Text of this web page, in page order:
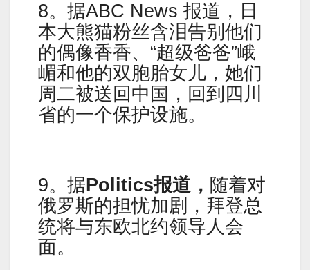
8。据ABC News 报道，日
本大熊猫粉丝含泪告别他们
的偶像香香、“超级爸爸”峨
嵋和他的双胞胎女儿，她们
周二被送回中国，回到四川
省的一个保护设施。
9。据Politics报道， 随着对
俄罗斯的担忧加剧，拜登总
统将与东欧北约领导人会
面。